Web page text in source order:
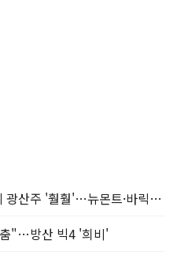
[美증시 특징주] 금값 급등에 광산주 '훨훨'…뉴몬트·바릭마이닝 주도
춤"…방산 빅4 '희비'